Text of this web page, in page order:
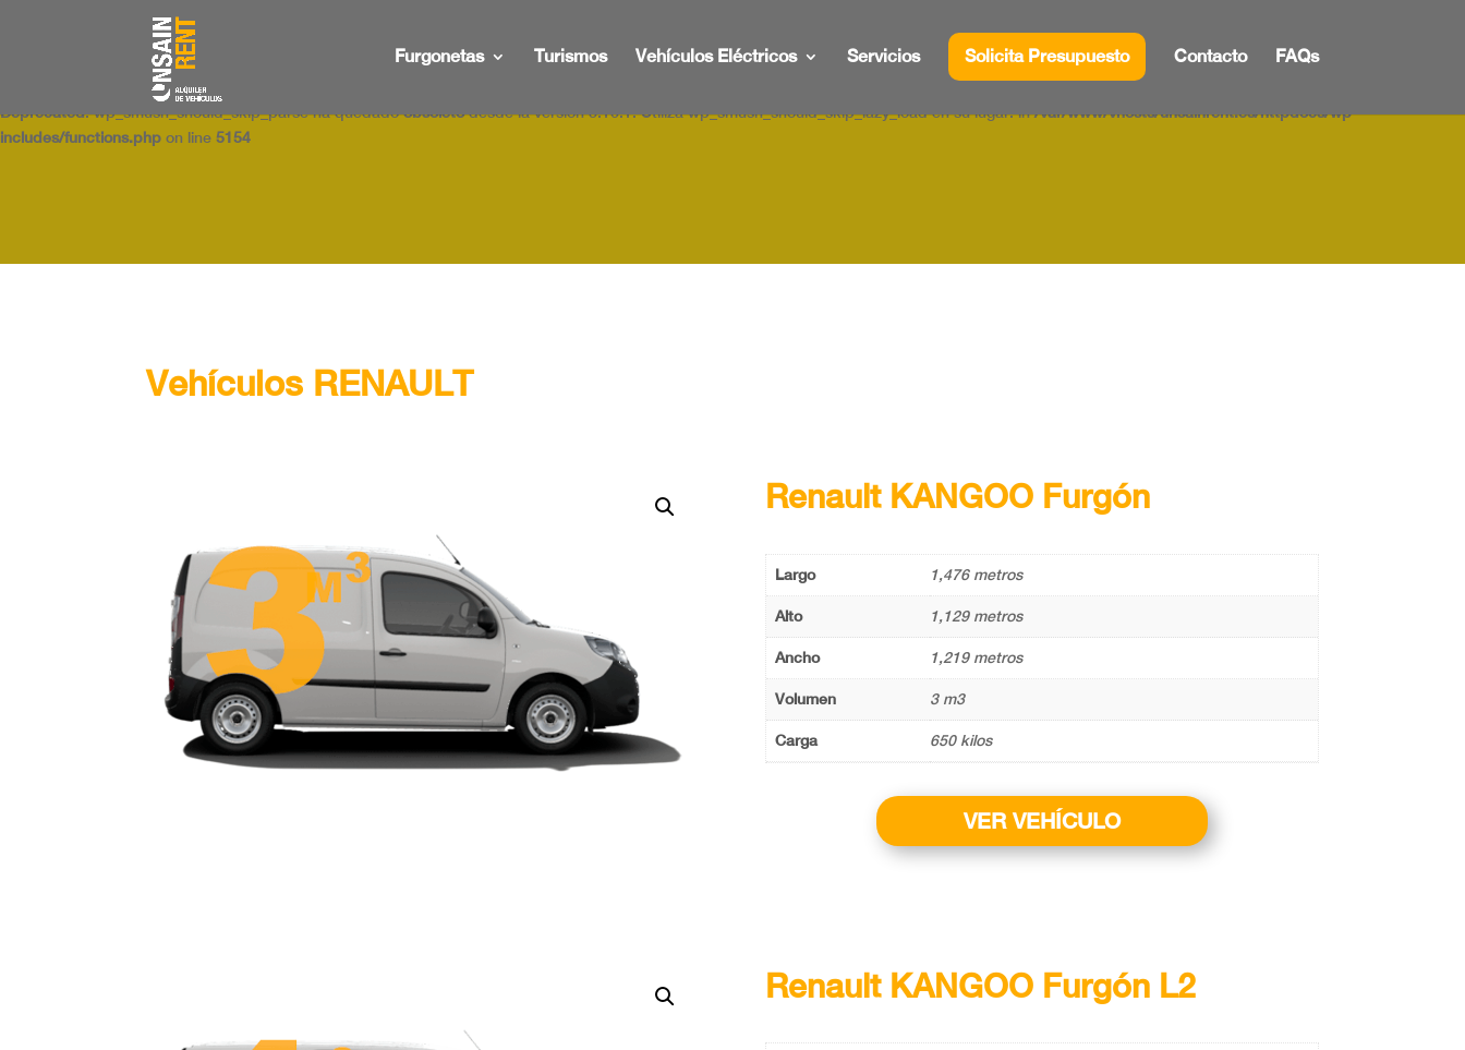
: wp_smush_should_skip_parse ha quedado desde la versión 3.16.1. Utiliza wp_smush_should_skip_lazy_load en su lugar. in/var/www/vhosts/unsainrent.es/httpdocs/wp-
includes/functions.phpon line
Deprecated: wp_smush_should_skip_parse ha quedadoobsoletodesde la versión 3.16.1. Utiliza wp_smush_should_skip_lazy_load en su lugar. in/var/www/vhosts/unsainrent.es/httpdocs/wp-
includes/functions.php on line 5154
Furgonetas Turismos Vehículos Eléctricos Servicios Solicita Presupuesto Contacto FAQs
Vehículos RENAULT
Renault KANGOO Furgón
Largo 1,476 metros
Alto 1,129 metros
Ancho 1,219 metros
Volumen 3 m3
Carga 650 kilos
VER VEHÍCULO
Renault KANGOO Furgón L2